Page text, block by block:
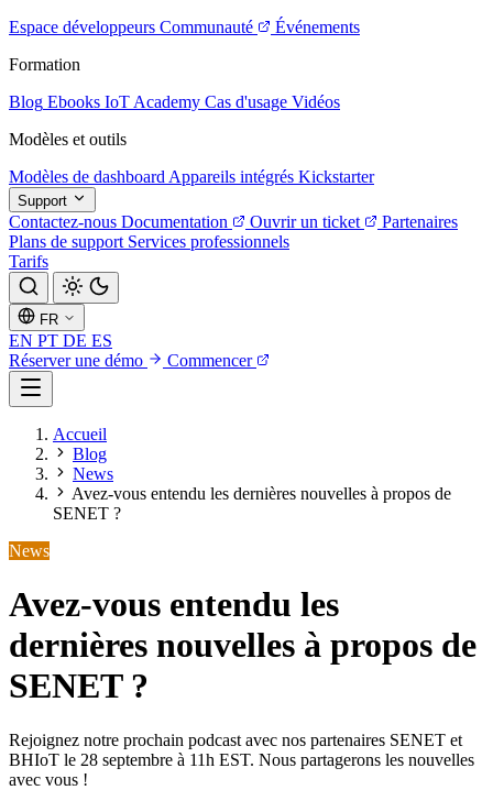
Espace développeurs Communauté
Événements
Formation
Blog Ebooks IoT Academy Cas d'usage Vidéos
Modèles et outils
Modèles de dashboard Appareils intégrés Kickstarter
Support
Contactez-nous Documentation Ouvrir un ticket
Partenaires
Plans de support Services professionnels
Tarifs
FR
EN PT DE ES
Réserver une démo
Commencer
Accueil
Blog
News
Avez-vous entendu les dernières nouvelles à propos de
SENET ?
News
Avez-vous entendu les
dernières nouvelles à propos de
SENET ?
Rejoignez notre prochain podcast avec nos partenaires SENET et
BHIoT le 28 septembre à 11h EST. Nous partagerons les nouvelles
avec vous !